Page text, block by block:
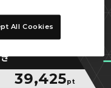
千葉県
39,425pt
All Cookies